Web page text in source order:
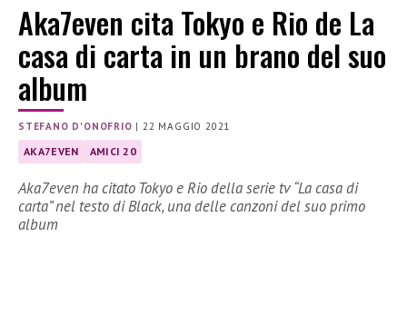
Aka7even cita Tokyo e Rio de La
casa di carta in un brano del suo
album
STEFANO D'ONOFRIO |22 MAGGIO 2021
AKA7EVEN AMICI 20
Aka7even ha citato Tokyo e Rio della serie tv “La casa di
carta” nel testo di Black, una delle canzoni del suo primo
album